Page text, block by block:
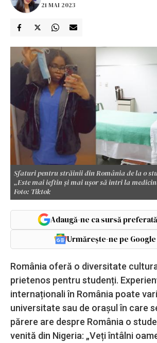
21 MAI 2023
Sfaturi pentru străinii din România de la o
„Este mai ieftin și mai ușor să intri la
Foto: Tiktok
Adaugă-ne ca sursă
Urmărește-ne pe Google
România oferă o diversitate
prietenos pentru studenți.
internaționali în România poate
universitate sau de orașul în care
părere are despre România o
venită din Nigeria: „Veți întâlni